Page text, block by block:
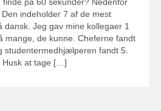
på 60 sekunder? Nedenfor
indeholder 7 af de mest
dansk. Jeg gav mine kollegaer 1
mange, de kunne. Cheferne fandt
studentermedhjælperen fandt 5.
Husk at tage […]